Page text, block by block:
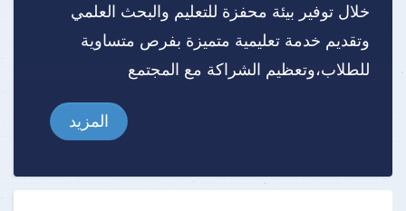
خلال توفير بيئة محفزة للتعليم والبحث العلمي
وتقديم خدمة تعليمية متميزة بفرص متساوية
للطلاب،وتعظيم الشراكة مع المجتمع
المزيد